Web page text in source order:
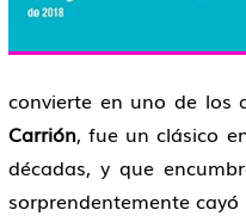
convierte en uno de los
Carrión, fue un clásico
décadas, y que
sorprendentemente